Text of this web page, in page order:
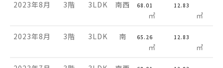
2023年8月 3階 3LDK 南西 68.01
㎡
12.83
㎡
2023年8月 3階 3LDK 南 65.26
㎡
12.83
㎡